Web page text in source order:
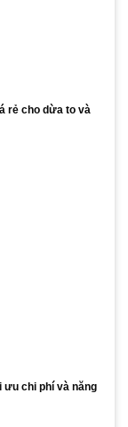
rẻ cho dừa to và
ưu chi phí và năng